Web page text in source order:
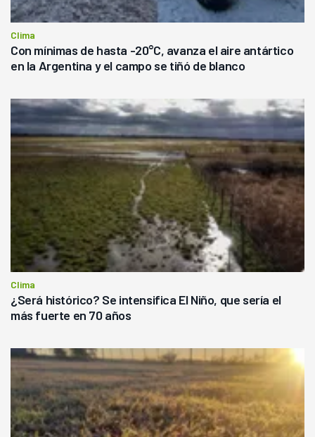
Clima
Con mínimas de hasta -20°C, avanza el aire antártico
en la Argentina y el campo se tiñó de blanco
Clima
¿Será histórico? Se intensifica El Niño, que sería el
más fuerte en 70 años